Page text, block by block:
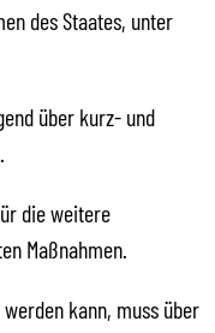
des Staates, unter
über kurz- und
die weitere
Maßnahmen.
kann, muss über